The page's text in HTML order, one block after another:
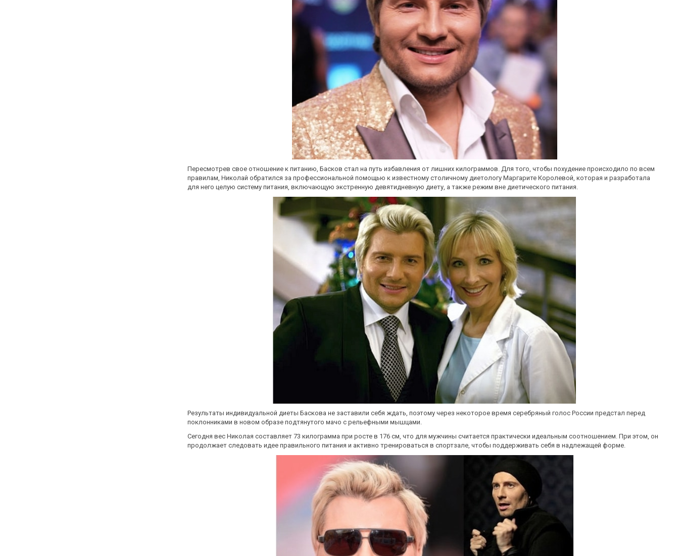
Пересмотрев свое отношение к питанию, Басков стал на путь избавления от лишних килограммов. Для того, чтобы похудение происходило по всем
правилам, Николай обратился за профессиональной помощью к известному столичному диетологу Маргарите Королевой, которая и разработала
для него целую систему питания, включающую экстренную девятидневную диету, а также режим вне диетического питания.
Результаты индивидуальной диеты Баскова не заставили себя ждать, поэтому через некоторое время серебряный голос России предстал перед
поклонниками в новом образе подтянутого мачо с рельефными мышцами.
Сегодня вес Николая составляет 73 килограмма при росте в 176 см, что для мужчины считается практически идеальным соотношением. При этом, он
продолжает следовать идее правильного питания и активно тренироваться в спортзале, чтобы поддерживать себя в надлежащей форме.